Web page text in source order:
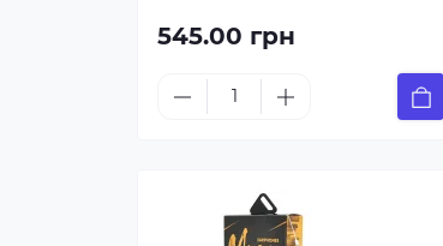
545.00 грн